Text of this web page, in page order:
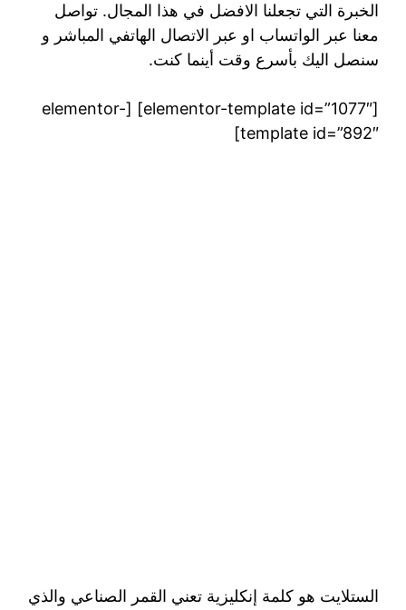
الخبرة التي تجعلنا الافضل في هذا المجال. تواصل
معنا عبر الواتساب او عبر الاتصال الهاتفي المباشر و
سنصل اليك بأسرع وقت أينما كنت.
[elementor-template id=”1077″] [elementor-
template id=”892″]
الستلايت هو كلمة إنكليزية تعني القمر الصناعي والذي